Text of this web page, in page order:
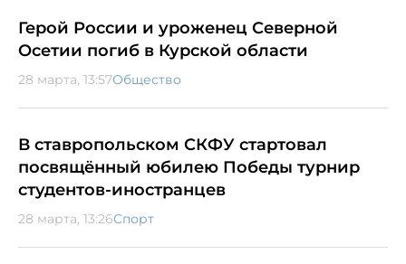
Герой России и уроженец Северной
Осетии погиб в Курской области
28 марта, 13:57Общество
В ставропольском СКФУ стартовал
посвящённый юбилею Победы турнир
студентов-иностранцев
28 марта, 13:26Спорт